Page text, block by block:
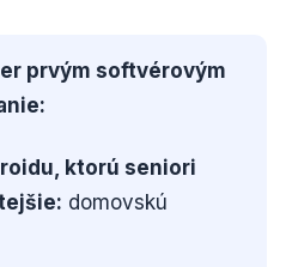
prvým softvérovým
ktorú seniori
domovskú